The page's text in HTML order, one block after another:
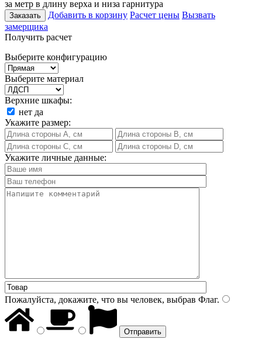
за метр в длину верха и низа гарнитура
Заказать Добавить в корзину Расчет цены Вызвать
замерщика
Получить расчет
Выберите конфигурацию
Выберите материал
Верхние шкафы:
нет да
Укажите размер:
Укажите личные данные:
Пожалуйста, докажите, что вы человек, выбрав Флаг.